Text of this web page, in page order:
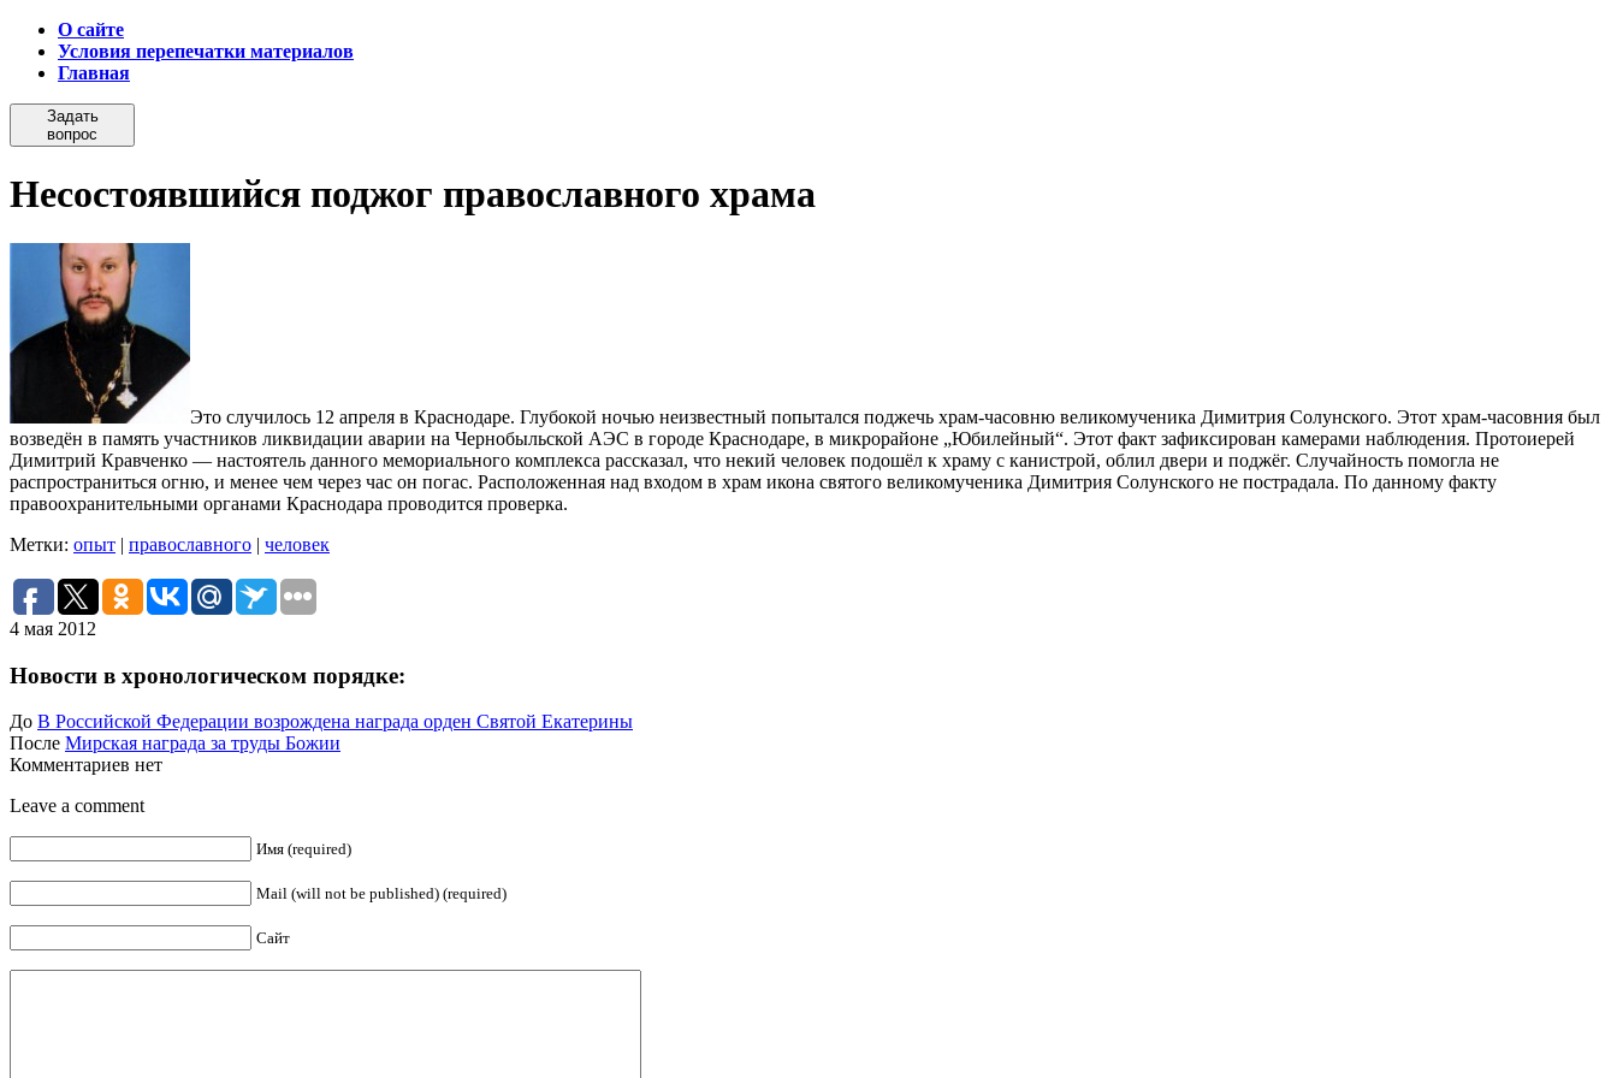
О сайте
Условия перепечатки материалов
Главная
Задать
вопрос
Несостоявшийся поджог православного храма
Это случилось 12 апреля в Краснодаре. Глубокой ночью неизвестный попытался поджечь храм-часовню великомученика Димитрия Солунского. Этот храм-часовния был
возведён в память участников ликвидации аварии на Чернобыльской АЭС в городе Краснодаре, в микрорайоне „Юбилейный“. Этот факт зафиксирован камерами наблюдения. Протоиерей
Димитрий Кравченко — настоятель данного мемориального комплекса рассказал, что некий человек подошёл к храму с канистрой, облил двери и поджёг. Случайность помогла не
распространиться огню, и менее чем через час он погас. Расположенная над входом в храм икона святого великомученика Димитрия Солунского не пострадала. По данному факту
правоохранительными органами Краснодара проводится проверка.
Метки: опыт | православного | человек
4 мая 2012
Новости в хронологическом порядке:
До В Российской Федерации возрождена награда орден Святой Екатерины
После Мирская награда за труды Божии
Комментариев нет
Leave a comment
Имя (required)
Mail (will not be published) (required)
Сайт